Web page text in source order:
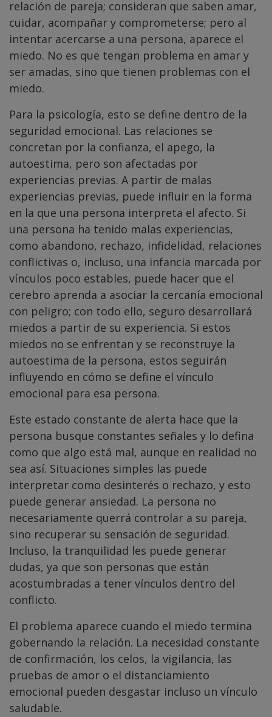
relación de pareja; consideran que saben amar,
cuidar, acompañar y comprometerse; pero al
intentar acercarse a una persona, aparece el
miedo. No es que tengan problema en amar y
ser amadas, sino que tienen problemas con el
miedo.
Para la psicología, esto se define dentro de la
seguridad emocional. Las relaciones se
concretan por la confianza, el apego, la
autoestima, pero son afectadas por
experiencias previas. A partir de malas
experiencias previas, puede influir en la forma
en la que una persona interpreta el afecto. Si
una persona ha tenido malas experiencias,
como abandono, rechazo, infidelidad, relaciones
conflictivas o, incluso, una infancia marcada por
vínculos poco estables, puede hacer que el
cerebro aprenda a asociar la cercanía emocional
con peligro; con todo ello, seguro desarrollará
miedos a partir de su experiencia. Si estos
miedos no se enfrentan y se reconstruye la
autoestima de la persona, estos seguirán
influyendo en cómo se define el vínculo
emocional para esa persona.
Este estado constante de alerta hace que la
persona busque constantes señales y lo defina
como que algo está mal, aunque en realidad no
sea así. Situaciones simples las puede
interpretar como desinterés o rechazo, y esto
puede generar ansiedad. La persona no
necesariamente querrá controlar a su pareja,
sino recuperar su sensación de seguridad.
Incluso, la tranquilidad les puede generar
dudas, ya que son personas que están
acostumbradas a tener vínculos dentro del
conflicto.
El problema aparece cuando el miedo termina
gobernando la relación. La necesidad constante
de confirmación, los celos, la vigilancia, las
pruebas de amor o el distanciamiento
emocional pueden desgastar incluso un vínculo
saludable.